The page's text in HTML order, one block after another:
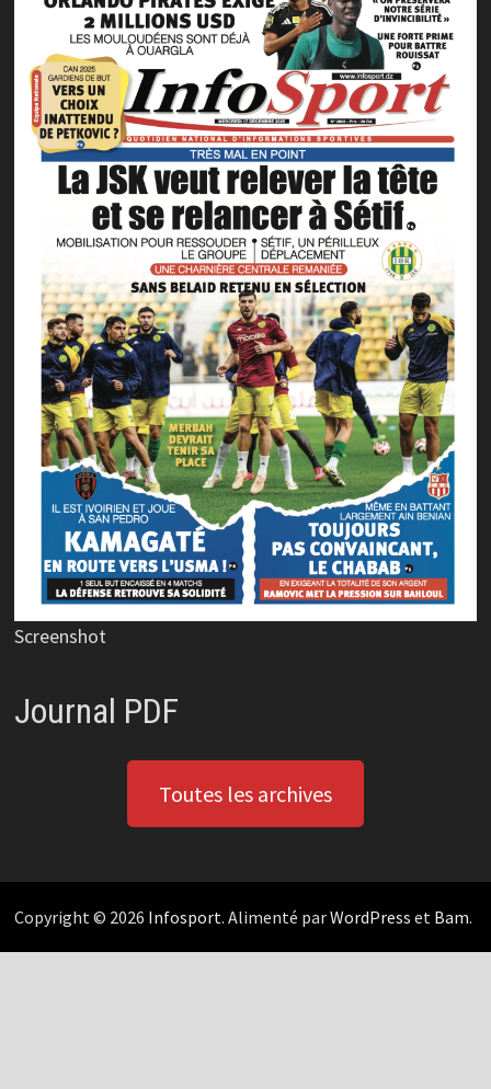
Screenshot
Journal PDF
Toutes les archives
Copyright © 2026 Infosport. Alimenté parWordPress et Bam.